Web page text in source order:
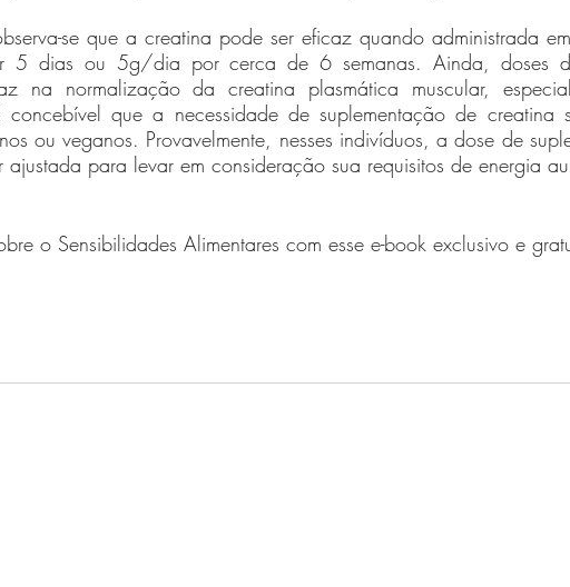
se que a creatina pode ser eficaz quando administrada
dias ou 5g/dia por cerca de 6 semanas. Ainda, doses
na normalização da creatina plasmática muscular,
concebível que a necessidade de suplementação de creatina
ou veganos. Provavelmente, nesses indivíduos, a dose de
ajustada para levar em consideração sua requisitos de energia
o Sensibilidades Alimentares com esse e-book exclusivo e